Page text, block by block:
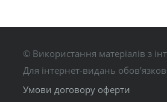
© Використання матеріалів з
Для інтернет-видань
Умови договору оферти